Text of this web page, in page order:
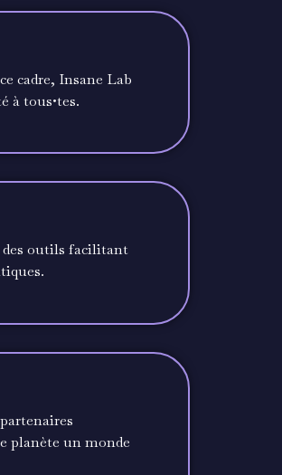
cadre, Insane Lab
à tous•tes.
des outils facilitant
planète un monde